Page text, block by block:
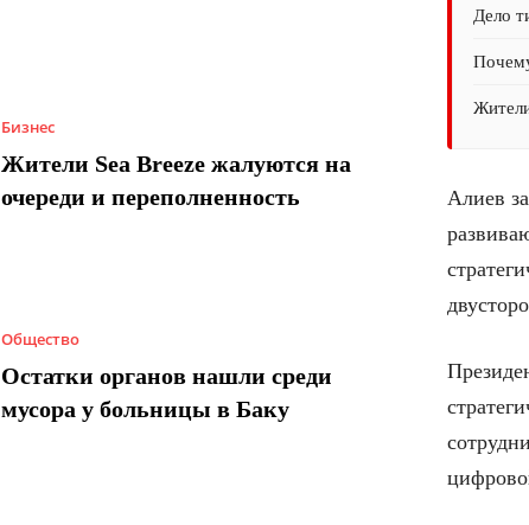
Бизнес
Жители Sea Breeze жалуются на
очереди и переполненность
Общество
Остатки органов нашли среди
мусора у больницы в Баку
Дело
Алиев